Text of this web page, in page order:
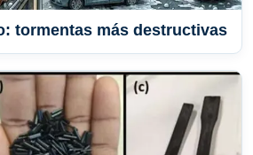
tormentas más destructivas